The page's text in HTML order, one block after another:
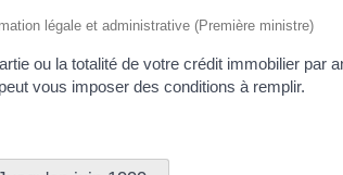
légale et administrative (Première ministre)
ou la totalité de votre crédit immobilier par
vous imposer des conditions à remplir.